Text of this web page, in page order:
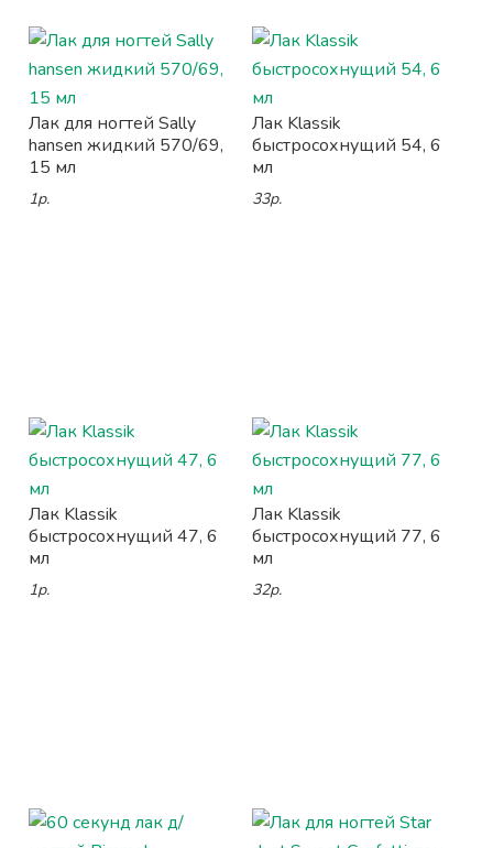
Лак для ногтей Sally
hansen жидкий 570/69,
15 мл
1р.
Лак Klassik
быстросохнущий 54, 6
мл
33р.
Лак Klassik
быстросохнущий 47, 6
мл
1р.
Лак Klassik
быстросохнущий 77, 6
мл
32р.